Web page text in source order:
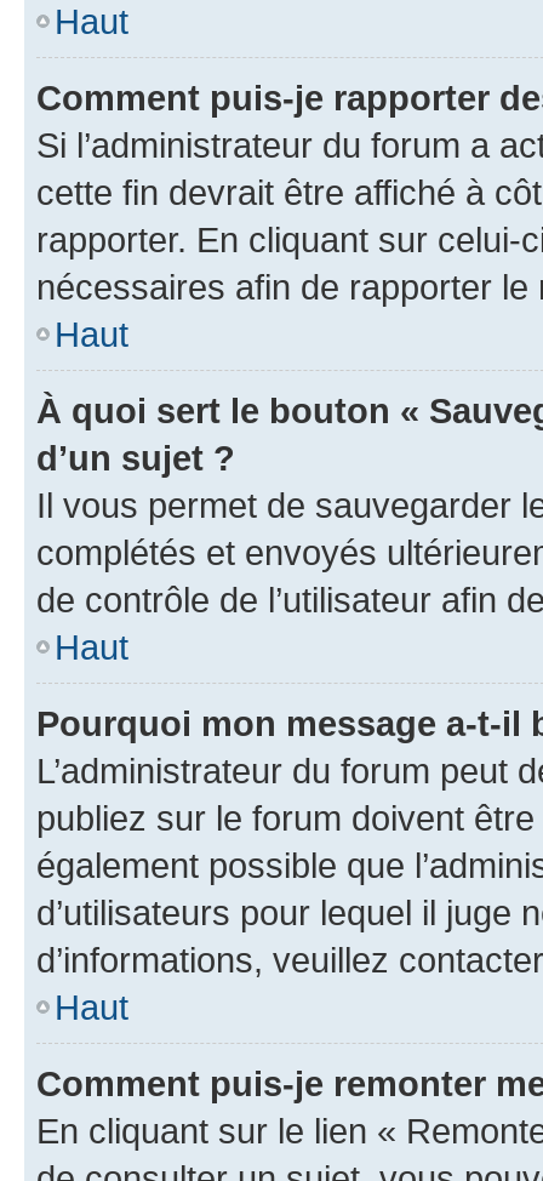
Haut
Comment puis-je rapporter
Si l’administrateur du forum a
cette fin devrait être affiché à
rapporter. En cliquant sur
nécessaires afin de rapporter le
Haut
À quoi sert le bouton «
d’un sujet ?
Il vous permet de sauvegarder
complétés et envoyés
de contrôle de l’utilisateur afin
Haut
Pourquoi mon message a-t-il
L’administrateur du forum peut
publiez sur le forum doivent
également possible que
d’utilisateurs pour lequel il juge
d’informations, veuillez
Haut
Comment puis-je remonter
En cliquant sur le lien «